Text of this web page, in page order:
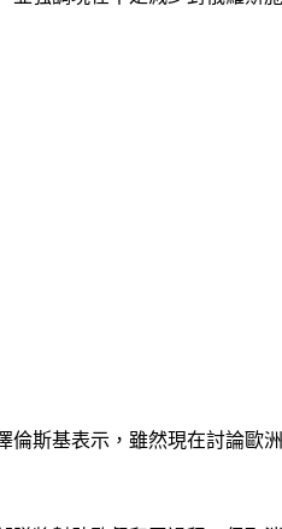
斯基表示，雖然現在討論歐